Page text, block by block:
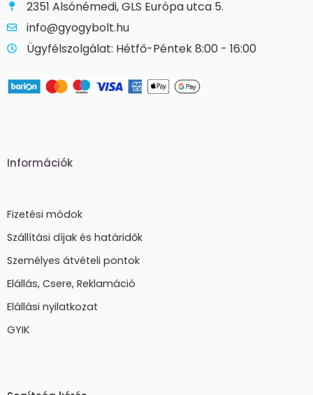
2351 Alsónémedi, GLS Európa utca 5.
info@gyogybolt.hu
Ügyfélszolgálat: Hétfő-Péntek 8:00 - 16:00
Információk
Fizetési módok
Szállítási díjak és határidők
Személyes átvételi pontok
Elállás, Csere, Reklamáció
Elállási nyilatkozat
GYIK